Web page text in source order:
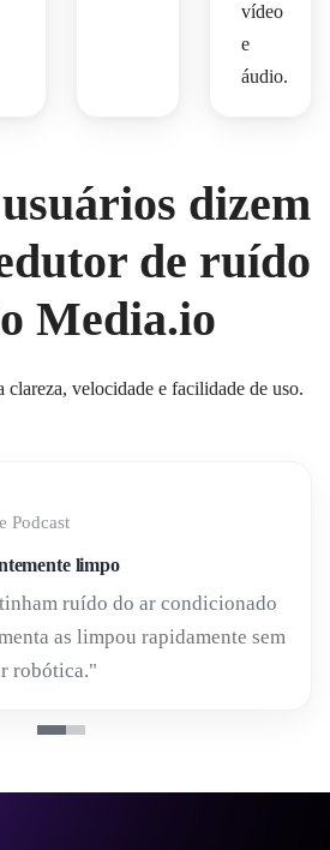
vídeo
e
áudio.
dizem
de ruído
Media.io
clareza, velocidade e facilidade de uso.
Podcast
limpo
ruído do ar condicionado
as limpou rapidamente sem
robótica."